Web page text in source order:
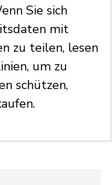
Sie sich
mit
zu teilen, lesen
um zu
schützen,